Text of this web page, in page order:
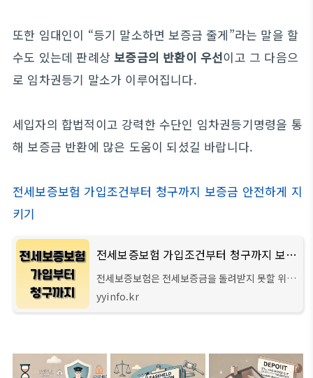
또한 임대인이 “등기 말소하면 보증금 줄게”라는 말을 할
수도 있는데 판례상보증금의 반환이 우선이고 그 다음으
로 임차권등기 말소가 이루어집니다.
세입자의 합법적이고 강력한 수단인 임차권등기명령을 통
해 보증금 반환에 많은 도움이 되셨길 바랍니다.
전세보증보험 가입조건부터 청구까지 보증금 안전하게 지
키기
전세보증보험 가입조건부터 청구까지 보증금 안전하게 지키기
전세보증보험은 전세보증금을 돌려받지 못할 위험
에 대비해 가입하는 보험으로 세입자의 권리를 강
력히 보호해주는 제도입니다. 계약 만료 후 집주인
yyinfo.kr